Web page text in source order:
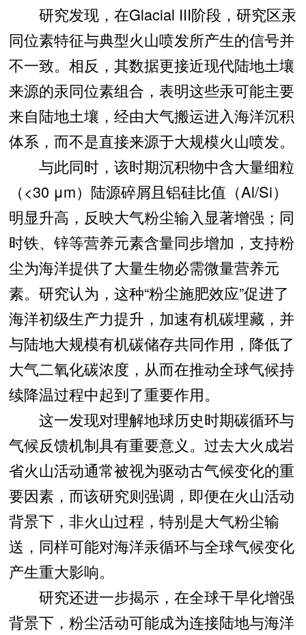
研究发现，在Glacial III阶段，研究区汞
同位素特征与典型火山喷发所产生的信号并
不一致。相反，其数据更接近现代陆地土壤
来源的汞同位素组合，表明这些汞可能主要
来自陆地土壤，经由大气搬运进入海洋沉积
体系，而不是直接来源于大规模火山喷发。
与此同时，该时期沉积物中含大量细粒
（<30 μm）陆源碎屑且铝硅比值（Al/Si）
明显升高，反映大气粉尘输入显著增强；同
时铁、锌等营养元素含量同步增加，支持粉
尘为海洋提供了大量生物必需微量营养元
素。研究认为，这种“粉尘施肥效应”促进了
海洋初级生产力提升，加速有机碳埋藏，并
与陆地大规模有机碳储存共同作用，降低了
大气二氧化碳浓度，从而在推动全球气候持
续降温过程中起到了重要作用。
这一发现对理解地球历史时期碳循环与
气候反馈机制具有重要意义。过去大火成岩
省火山活动通常被视为驱动古气候变化的重
要因素，而该研究则强调，即便在火山活动
背景下，非火山过程，特别是大气粉尘输
送，同样可能对海洋汞循环与全球气候变化
产生重大影响。
研究还进一步揭示，在全球干旱化增强
背景下，粉尘活动可能成为连接陆地与海洋